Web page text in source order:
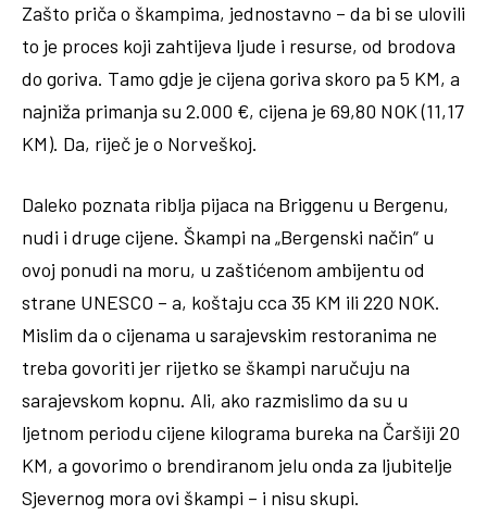
Zašto priča o škampima, jednostavno – da bi se ulovili
to je proces koji zahtijeva ljude i resurse, od brodova
do goriva. Tamo gdje je cijena goriva skoro pa 5 KM, a
najniža primanja su 2.000 €, cijena je 69,80 NOK (11,17
KM). Da, riječ je o Norveškoj.
Daleko poznata riblja pijaca na Briggenu u Bergenu,
nudi i druge cijene. Škampi na „Bergenski način“ u
ovoj ponudi na moru, u zaštićenom ambijentu od
strane UNESCO – a, koštaju cca 35 KM ili 220 NOK.
Mislim da o cijenama u sarajevskim restoranima ne
treba govoriti jer rijetko se škampi naručuju na
sarajevskom kopnu. Ali, ako razmislimo da su u
ljetnom periodu cijene kilograma bureka na Čaršiji 20
KM, a govorimo o brendiranom jelu onda za ljubitelje
Sjevernog mora ovi škampi – i nisu skupi.